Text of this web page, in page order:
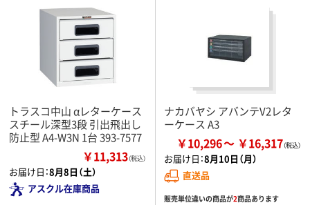
トラスコ中山 αレターケース
スチール深型3段 引出飛出し
防止型 A4-W3N 1台 393-7577
￥11,313（税込）
お届け日：8月8日（土）
アスクル在庫商品
ナカバヤシ アバンテV2レタ
ーケース A3
￥10,296 ￥16,317
お届け日：8月10日（月）
直送品
販売単位違いの商品が2商品あります